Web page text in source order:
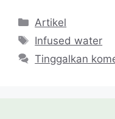
Kategori
Artikel
Tag
Infused water
Tinggalkan